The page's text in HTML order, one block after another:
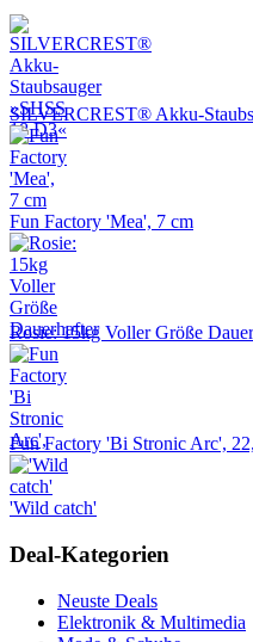
SILVERCREST® Akku-
Fun Factory 'Mea', 7 cm
Rosie: 15kg Voller Größe
Fun Factory 'Bi Stronic Arc',
'Wild catch'
Deal-Kategorien
Neuste Deals
Elektronik & Multimedia